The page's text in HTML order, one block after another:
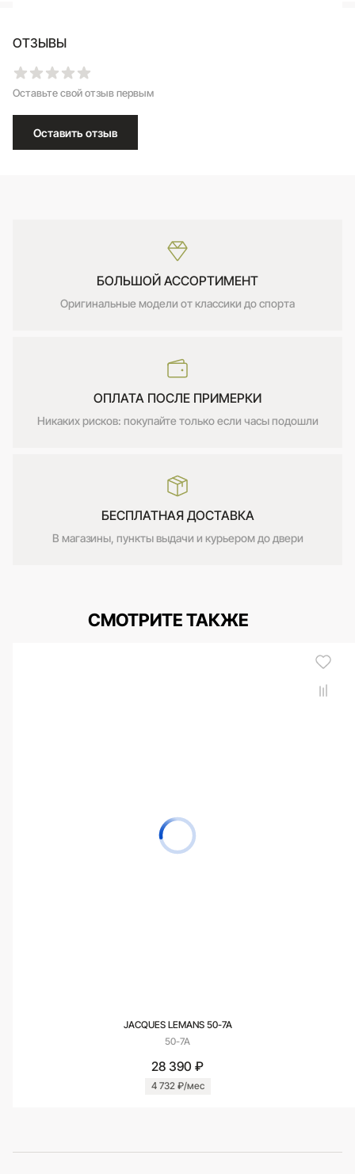
ОТЗЫВЫ
Оставьте свой отзыв первым
Оставить отзыв
БОЛЬШОЙ АССОРТИМЕНТ
Оригинальные модели от классики до спорта
ОПЛАТА ПОСЛЕ ПРИМЕРКИ
Никаких рисков: покупайте только если часы подошли
БЕСПЛАТНАЯ ДОСТАВКА
В магазины, пункты выдачи и курьером до двери
СМОТРИТЕ ТАКЖЕ
JACQUES LEMANS 50-7A
50-7A
28 390 ₽
4 732 ₽/мес